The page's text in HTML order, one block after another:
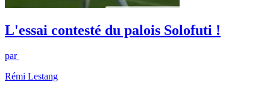
L'essai contesté du palois Solofuti !
par
Rémi Lestang